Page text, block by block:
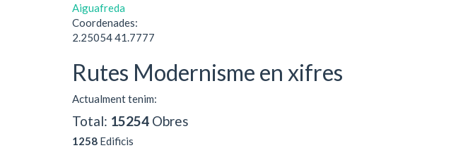
Aiguafreda
Coordenades:
2.25054 41.7777
Rutes Modernisme en xifres
Actualment tenim:
Total: 15254 Obres
1258 Edificis